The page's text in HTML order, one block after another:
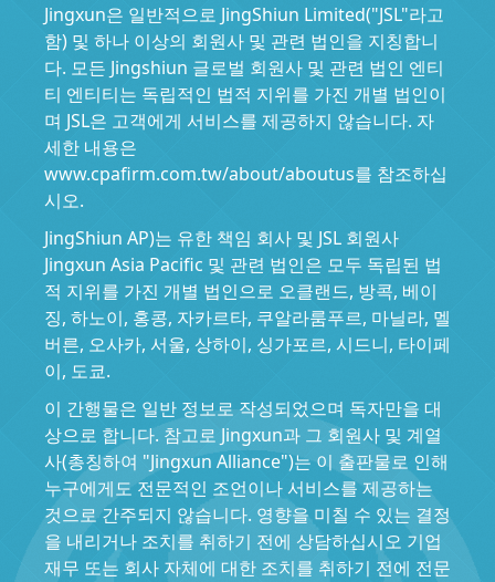
Jingxun은 일반적으로 JingShiun Limited("JSL"라고
함) 및 하나 이상의 회원사 및 관련 법인을 지칭합니
다. 모든 Jingshiun 글로벌 회원사 및 관련 법인 엔티
티 엔티티는 독립적인 법적 지위를 가진 개별 법인이
며 JSL은 고객에게 서비스를 제공하지 않습니다. 자
세한 내용은
www.cpafirm.com.tw/about/aboutus를 참조하십
시오.
JingShiun AP)는 유한 책임 회사 및 JSL 회원사
Jingxun Asia Pacific 및 관련 법인은 모두 독립된 법
적 지위를 가진 개별 법인으로 오클랜드, 방콕, 베이
징, 하노이, 홍콩, 자카르타, 쿠알라룸푸르, 마닐라, 멜
버른, 오사카, 서울, 상하이, 싱가포르, 시드니, 타이페
이, 도쿄.
이 간행물은 일반 정보로 작성되었으며 독자만을 대
상으로 합니다. 참고로 Jingxun과 그 회원사 및 계열
사(총칭하여 "Jingxun Alliance")는 이 출판물로 인해
누구에게도 전문적인 조언이나 서비스를 제공하는
것으로 간주되지 않습니다. 영향을 미칠 수 있는 결정
을 내리거나 조치를 취하기 전에 상담하십시오 기업
재무 또는 회사 자체에 대한 조치를 취하기 전에 전문